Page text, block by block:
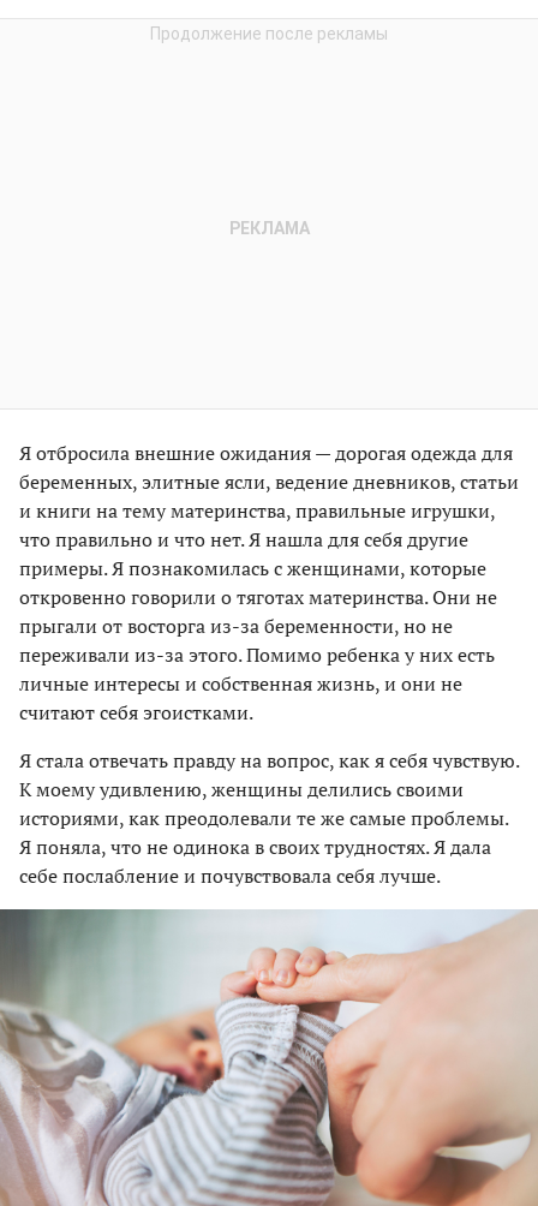
Я отбросила внешние ожидания — дорогая одежда для
беременных, элитные ясли, ведение дневников, статьи
и книги на тему материнства, правильные игрушки,
что правильно и что нет. Я нашла для себя другие
примеры. Я познакомилась с женщинами, которые
откровенно говорили о тяготах материнства. Они не
прыгали от восторга из-за беременности, но не
переживали из-за этого. Помимо ребенка у них есть
личные интересы и собственная жизнь, и они не
считают себя эгоистками.
Я стала отвечать правду на вопрос, как я себя чувствую.
К моему удивлению, женщины делились своими
историями, как преодолевали те же самые проблемы.
Я поняла, что не одинока в своих трудностях. Я дала
себе послабление и почувствовала себя лучше.